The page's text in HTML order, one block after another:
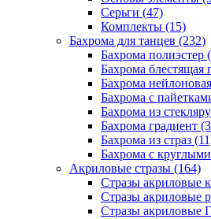
Серьги (47)
Комплекты (15)
Бахрома для танцев (232)
Бахрома полиэстер
Бахрома блестящая
Бахрома
Бахрома с
Бахрома из
Бахрома градиент
Бахрома из страз
Бахрома с
Акриловые стразы (164)
Стразы акриловые
Стразы акриловые
Стразы акриловые